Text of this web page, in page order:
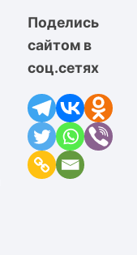
Поделись
сайтом в
соц.сетях